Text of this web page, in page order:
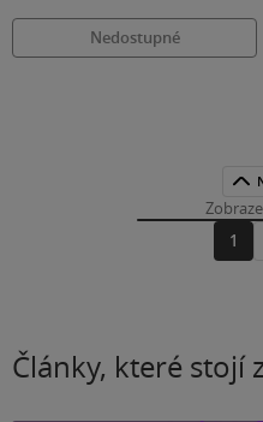
Nedostupné
1
Články, které stojí